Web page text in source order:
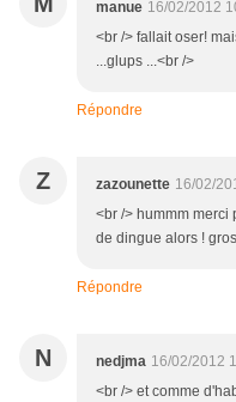
manue 16/02/2012
<br /> fallait oser!
...glups ...<br />
Répondre
Z zazounette 16/02/
<br /> hummm merci
de dingue alors !
Répondre
N nedjma 16/02/2012
<br /> et comme